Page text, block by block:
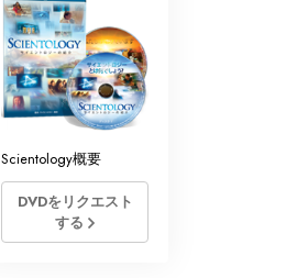
Scientology概要
DVDをリクエスト
する